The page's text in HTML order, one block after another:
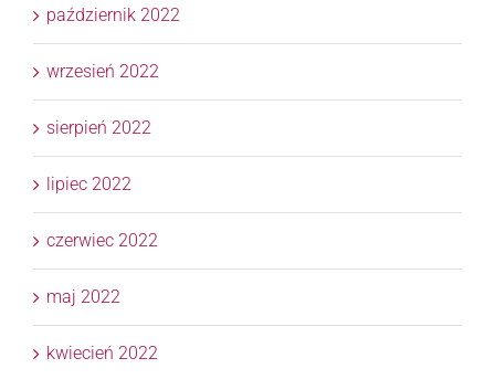
październik 2022
wrzesień 2022
sierpień 2022
lipiec 2022
czerwiec 2022
maj 2022
kwiecień 2022